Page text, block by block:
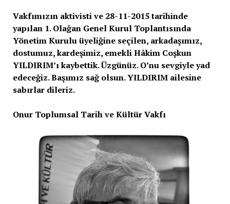
Vakfımızın aktivisti ve 28-11-2015 tarihinde
yapılan 1. Olağan Genel Kurul Toplantısında
Yönetim Kurulu üyeliğine seçilen, arkadaşımız,
dostumuz, kardeşimiz, emekli Hâkim Coşkun
YILDIRIM’ı kaybettik. Üzgünüz. O’nu sevgiyle yad
edeceğiz. Başımız sağ olsun. YILDIRIM ailesine
sabırlar dileriz.
Onur Toplumsal Tarih ve Kültür Vakfı